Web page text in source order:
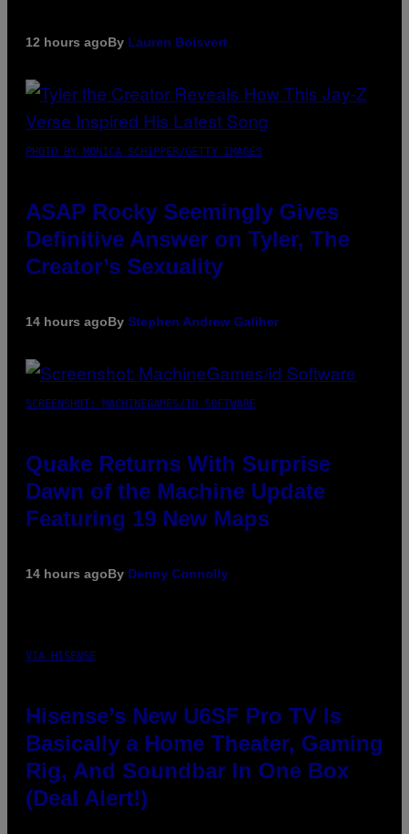
12 hours agoBy Lauren Boisvert
PHOTO BY MONICA SCHIPPER/GETTY IMAGES
ASAP Rocky Seemingly Gives
Definitive Answer on Tyler, The
Creator’s Sexuality
14 hours agoBy Stephen Andrew Galiher
SCREENSHOT: MACHINEGAMES/ID SOFTWARE
Quake Returns With Surprise
Dawn of the Machine Update
Featuring 19 New Maps
14 hours agoBy Denny Connolly
VIA HISENSE
Hisense’s New U6SF Pro TV Is
Basically a Home Theater, Gaming
Rig, And Soundbar In One Box
(Deal Alert!)